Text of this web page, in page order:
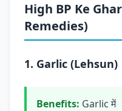
High BP Ke
Remedies)
1. Garlic (Lehsun)
Benefits: Garlic में